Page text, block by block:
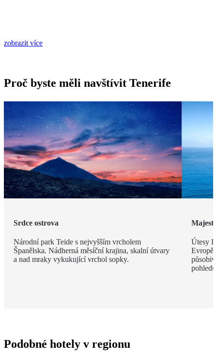
zobrazit více
Proč byste měli navštívit Tenerife
Srdce ostrova
Národní park Teide s nejvyšším vrcholem
Španělska. Nádherná měsíční krajina, skalní útvary
a nad mraky vykukující vrchol sopky.
Útesy
Evropě,
Podobné hotely v regionu